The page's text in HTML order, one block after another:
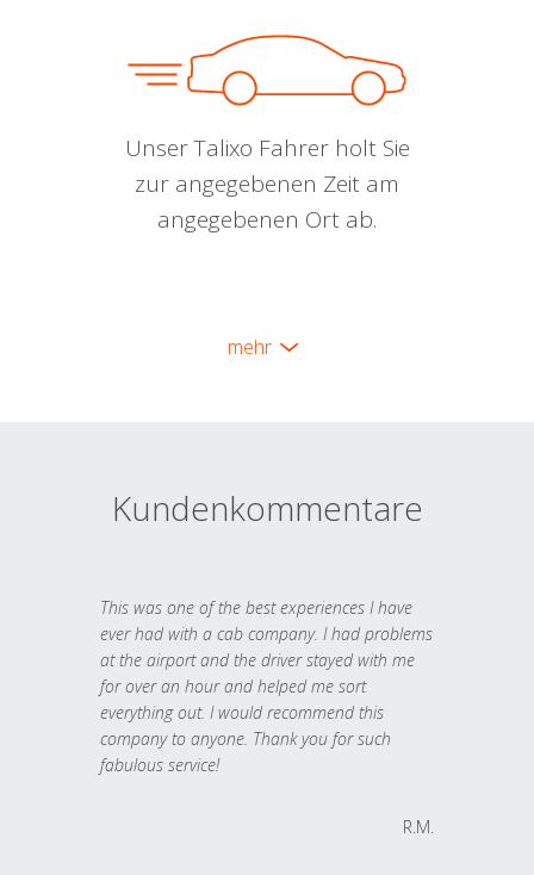
Unser Talixo Fahrer holt Sie
zur angegebenen Zeit am
angegebenen Ort ab.
mehr
Kundenkommentare
This was one of the best experiences I have
ever had with a cab company. I had problems
at the airport and the driver stayed with me
for over an hour and helped me sort
everything out. I would recommend this
company to anyone. Thank you for such
fabulous service!
R.M.